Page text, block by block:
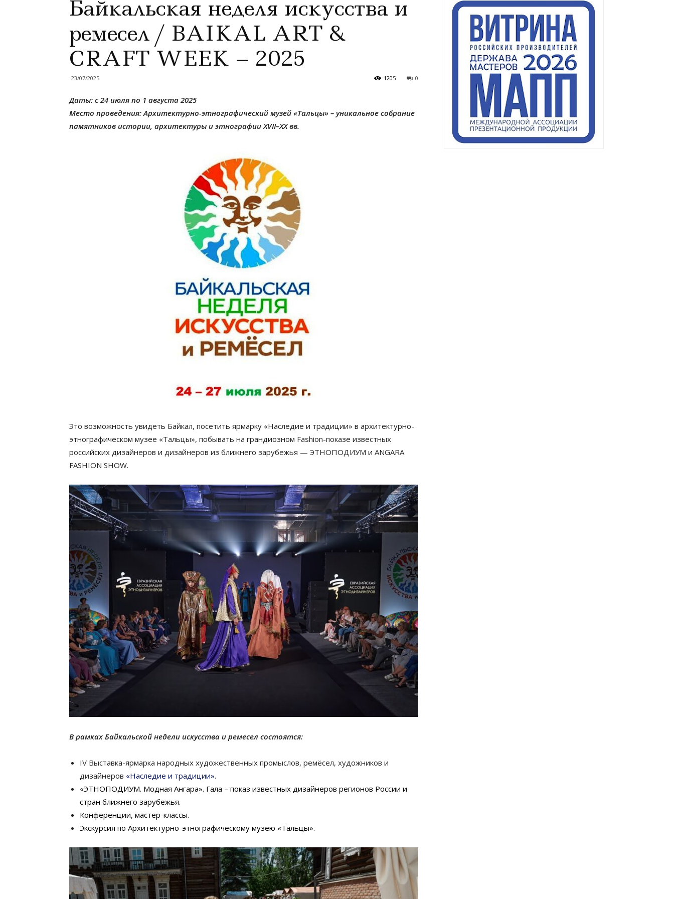
Байкальская неделя искусства и
ремесел / BAIKAL ART &
CRAFT WEEK – 2025
23/07/2025 0
1205
Даты: с 24 июля по 1 августа 2025
Место проведения: Архитектурно-этнографический музей «Тальцы» – уникальное собрание
памятников истории, архитектуры и этнографии XVII–XX вв.
Это возможность увидеть Байкал, посетить ярмарку «Наследие и традиции» в архитектурно-
этнографическом музее «Тальцы», побывать на грандиозном Fashion-показе известных
российских дизайнеров и дизайнеров из ближнего зарубежья — ЭТНОПОДИУМ и ANGARA
FASHION SHOW.
В рамках Байкальской недели искусства и ремесел состоятся:
IV Выставка-ярмарка народных художественных промыслов, ремёсел, художников и
дизайнеров «Наследие и традиции».
«ЭТНОПОДИУМ. Модная Ангара». Гала – показ известных дизайнеров регионов России и
стран ближнего зарубежья.
Конференции, мастер-классы.
Экскурсия по Архитектурно-этнографическому музею «Тальцы».